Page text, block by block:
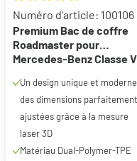
Note moyenne de 4.87
Numéro d'article: 100106
Premium Bac de coffre
Roadmaster pour
Mercedes-Benz Classe V
06/2020-auj.
Un design unique et
des dimensions parfaitement
ajustées grâce à la mesure
laser 3D
Matériau Dual-Polymer-TPE